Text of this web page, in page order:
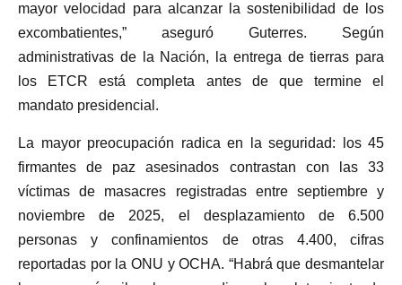
mayor velocidad para alcanzar la sostenibilidad de los
excombatientes,” aseguró Guterres. Según
administrativas de la Nación, la entrega de tierras para
los ETCR está completa antes de que termine el
mandato presidencial.
La mayor preocupación radica en la seguridad: los 45
firmantes de paz asesinados contrastan con las 33
víctimas de masacres registradas entre septiembre y
noviembre de 2025, el desplazamiento de 6.500
personas y confinamientos de otras 4.400, cifras
reportadas por la ONU y OCHA. “Habrá que desmantelar